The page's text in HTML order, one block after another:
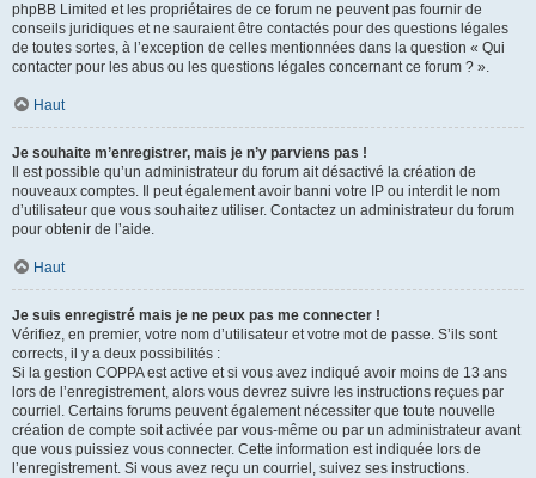
phpBB Limited et les propriétaires de ce forum ne peuvent pas fournir de
conseils juridiques et ne sauraient être contactés pour des questions légales
de toutes sortes, à l’exception de celles mentionnées dans la question « Qui
contacter pour les abus ou les questions légales concernant ce forum ? ».
Haut
Je souhaite m’enregistrer, mais je n’y parviens pas !
Il est possible qu’un administrateur du forum ait désactivé la création de
nouveaux comptes. Il peut également avoir banni votre IP ou interdit le nom
d’utilisateur que vous souhaitez utiliser. Contactez un administrateur du forum
pour obtenir de l’aide.
Haut
Je suis enregistré mais je ne peux pas me connecter !
Vérifiez, en premier, votre nom d’utilisateur et votre mot de passe. S’ils sont
corrects, il y a deux possibilités :
Si la gestion COPPA est active et si vous avez indiqué avoir moins de 13 ans
lors de l’enregistrement, alors vous devrez suivre les instructions reçues par
courriel. Certains forums peuvent également nécessiter que toute nouvelle
création de compte soit activée par vous-même ou par un administrateur avant
que vous puissiez vous connecter. Cette information est indiquée lors de
l’enregistrement. Si vous avez reçu un courriel, suivez ses instructions.